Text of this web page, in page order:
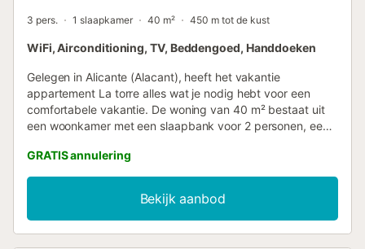
3 pers. 1 slaapkamer 40 m² 450 m tot de kust
WiFi, Airconditioning, TV, Beddengoed, Handdoeken
Gelegen in Alicante (Alacant), heeft het vakantie
appartement La torre alles wat je nodig hebt voor een
comfortabele vakantie. De woning van 40 m² bestaat uit
een woonkamer met een slaapbank voor 2 personen, een
is daarom geschikt voor 3 personen. Extra voorzieningen
zijn Wi-Fi, airconditioning en een ventilator. Een babybedje
is ook beschikbaar. Het gebouw waarin de accommodatie
zich bevindt heeft een lift. Terwijl je in de accommodatie
bent, raadt de gastheer je aan om een bezoek te brengen
GRATIS annulering
Bekijk aanbod